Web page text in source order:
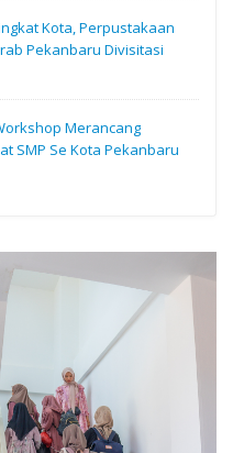
Kota, Perpustakaan
Pekanbaru Divisitasi
Merancang
SMP Se Kota Pekanbaru